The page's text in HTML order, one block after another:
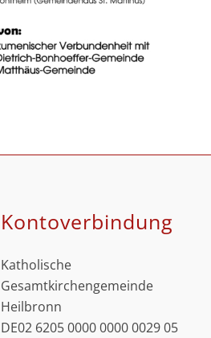
Kontoverbindung
Katholische
Gesamtkirchengemeinde
Heilbronn
DE02 6205 0000 0000 0029 05